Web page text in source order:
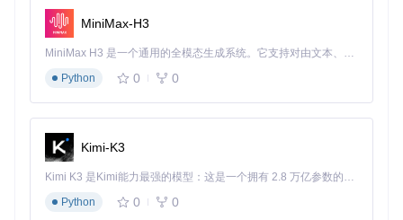
UEFI Only
禁用传统启动：取消勾选Legacy Support选项
制作启动介质：EFI配置与U盘准备
获取项目配置文件
MiniMax-H3
MiniMax H3 是一个通用的全模态生成系统。它支持对由文本、图像、视频和音频组成的多模态上下文进行统一理解，并能生成分辨率高达 2K、时长可达 15 秒的带原生立体声音频的视频。得益于面向任务泛化的系统设计，H3 在预训练阶段就已具备广泛的多模态上下文理解与生成能力，能够出色地执行复杂的多模态指令。
Python
0 0
Kimi-K3
Kimi K3 是Kimi能力最强的模型：这是一个拥有 2.8 万亿参数的混合专家（MoE）模型，具备原生视觉理解能力，并支持 100 万 token 的上下文窗口。
Python
0 0